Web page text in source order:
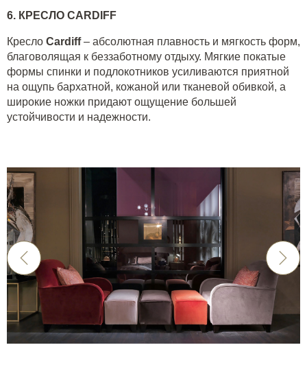
6. КРЕСЛО CARDIFF
Кресло Cardiff– абсолютная плавность и мягкость форм,
благоволящая к беззаботному отдыху. Мягкие покатые
формы спинки и подлокотников усиливаются приятной
на ощупь бархатной, кожаной или тканевой обивкой, а
широкие ножки придают ощущение большей
устойчивости и надежности.